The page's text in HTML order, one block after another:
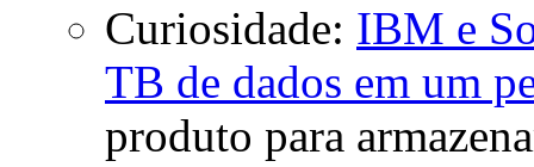
Curiosidade: IBM e
TB de dados em um
produto para